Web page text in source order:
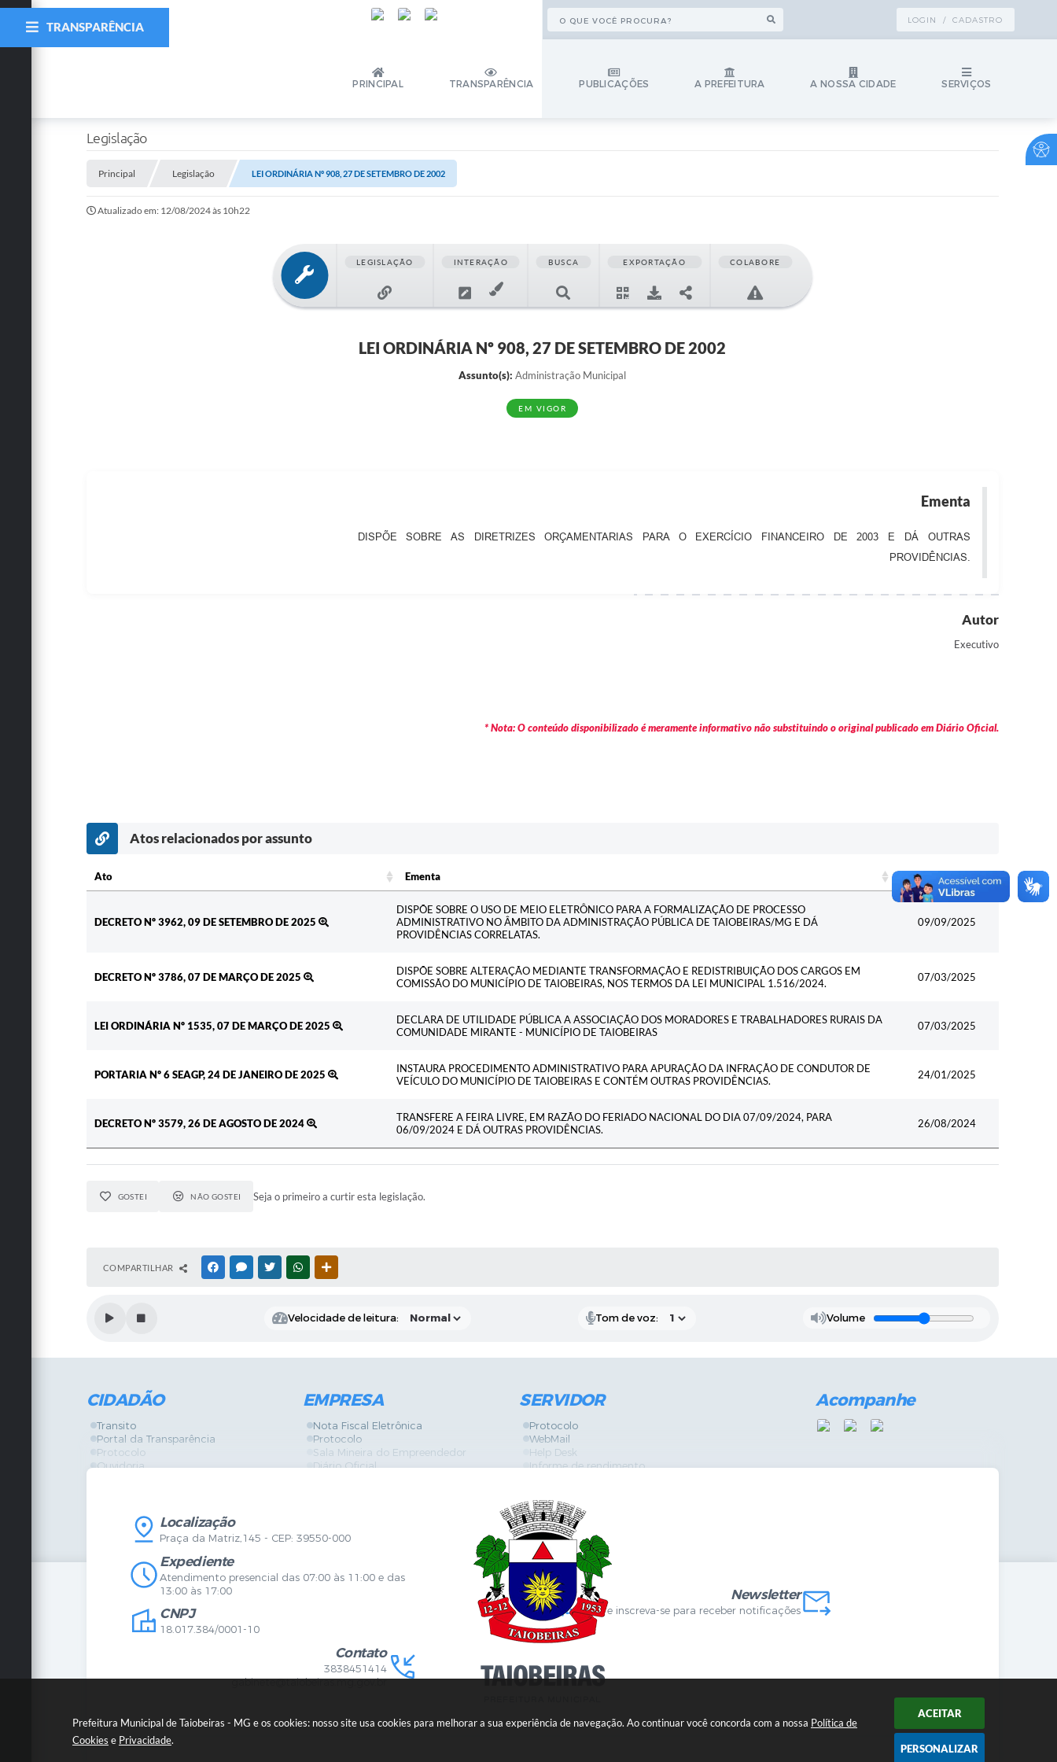
Prefeitura Municipal de Taiobeiras - MG e os cookies: nosso site usa cookies para melhorar a sua experiência de navegação. Ao continuar você concorda com a nossa Política de
Cookies e Privacidade.
ACEITAR
PERSONALIZAR
LOGIN / CADASTRO
PRINCIPAL TRANSPARÊNCIA PUBLICAÇÕES A PREFEITURA A NOSSA CIDADE SERVIÇOS
TRANSPARÊNCIA
Legislação
Principal Legislação LEI ORDINÁRIA Nº 908, 27 DE SETEMBRO DE 2002
Atualizado em: 12/08/2024 às 10h22
LEGISLAÇÃO INTERAÇÃO BUSCA EXPORTAÇÃO COLABORE
LEI ORDINÁRIA Nº 908, 27 DE SETEMBRO DE 2002
Assunto(s): Administração Municipal
EM VIGOR
Ementa
DISPÕE SOBRE AS DIRETRIZES ORÇAMENTARIAS PARA O EXERCÍCIO FINANCEIRO DE 2003 E DÁ OUTRAS
PROVIDÊNCIAS.
Autor
Executivo
* Nota: O conteúdo disponibilizado é meramente informativo não substituindo o original publicado em Diário Oficial.
Atos relacionados por assunto
Ato Ementa
Data
Data
DECRETO Nº 3962, 09 DE SETEMBRO DE 2025
DISPÕE SOBRE O USO DE MEIO ELETRÔNICO PARA A FORMALIZAÇÃO DE PROCESSO
ADMINISTRATIVO NO ÂMBITO DA ADMINISTRAÇÃO PÚBLICA DE TAIOBEIRAS/MG E DÁ
PROVIDÊNCIAS CORRELATAS.
09/09/2025
DECRETO Nº 3786, 07 DE MARÇO DE 2025
DISPÕE SOBRE ALTERAÇÃO MEDIANTE TRANSFORMAÇÃO E REDISTRIBUIÇÃO DOS CARGOS EM
COMISSÃO DO MUNICÍPIO DE TAIOBEIRAS, NOS TERMOS DA LEI MUNICIPAL 1.516/2024.
07/03/2025
LEI ORDINÁRIA Nº 1535, 07 DE MARÇO DE 2025
DECLARA DE UTILIDADE PÚBLICA A ASSOCIAÇÃO DOS MORADORES E TRABALHADORES RURAIS DA
COMUNIDADE MIRANTE - MUNICÍPIO DE TAIOBEIRAS
07/03/2025
PORTARIA Nº 6 SEAGP, 24 DE JANEIRO DE 2025
INSTAURA PROCEDIMENTO ADMINISTRATIVO PARA APURAÇÃO DA INFRAÇÃO DE CONDUTOR DE
VEÍCULO DO MUNICÍPIO DE TAIOBEIRAS E CONTÉM OUTRAS PROVIDÊNCIAS.
24/01/2025
DECRETO Nº 3579, 26 DE AGOSTO DE 2024
TRANSFERE A FEIRA LIVRE, EM RAZÃO DO FERIADO NACIONAL DO DIA 07/09/2024, PARA
06/09/2024 E DÁ OUTRAS PROVIDÊNCIAS.
26/08/2024
GOSTEI NÃO GOSTEI Seja o primeiro a curtir esta legislação.
COMPARTILHAR FACEBOOKMESSENGER
TWITTERWHATSAPP
Velocidade de leitura: Tom de voz: Volume
CIDADÃO
Transito
Portal da Transparência
Protocolo
Ouvidoria
Legislação
Diário Oficial
Mapa do Site
Certidões
Agenda de Eventos
Concursos
Telefones Úteis
EMPRESA
Nota Fiscal Eletrônica
Protocolo
Sala Mineira do Empreendedor
Diário Oficial
Serviços Online
Vigilância Sanitária
SERVIDOR
Protocolo
WebMail
Help Desk
Informe de rendimento
GPI
Diário Oficial
Fale com RH
SGDI - Sistema de Gerência de Demandas Internas
Concurso Público e Processo Seletivo
Portal da Atenção Primaria
Acompanhe
Localização
Praça da Matriz,145 - CEP: 39550-000
Expediente
Atendimento presencial das 07:00 às 11:00 e das
13:00 às 17:00
CNPJ
18.017.384/0001-10
Contato
3838451414
gabinete@taiobeiras.mg.gov.br
Newsletter
Clique aquie inscreva-se para receber notificações